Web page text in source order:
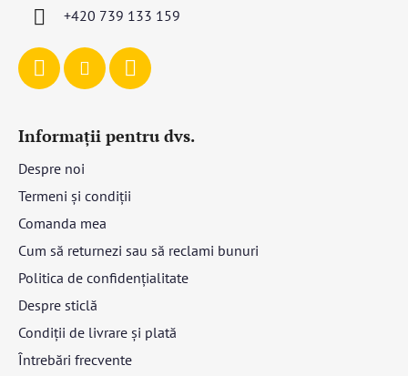
+420 739 133 159
Informații pentru dvs.
Despre noi
Termeni și condiții
Comanda mea
Cum să returnezi sau să reclami bunuri
Politica de confidențialitate
Despre sticlă
Condiții de livrare și plată
Întrebări frecvente